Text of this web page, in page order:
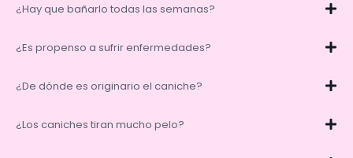
¿Hay que bañarlo todas las semanas?
¿Es propenso a sufrir enfermedades?
¿De dónde es originario el caniche?
¿Los caniches tiran mucho pelo?